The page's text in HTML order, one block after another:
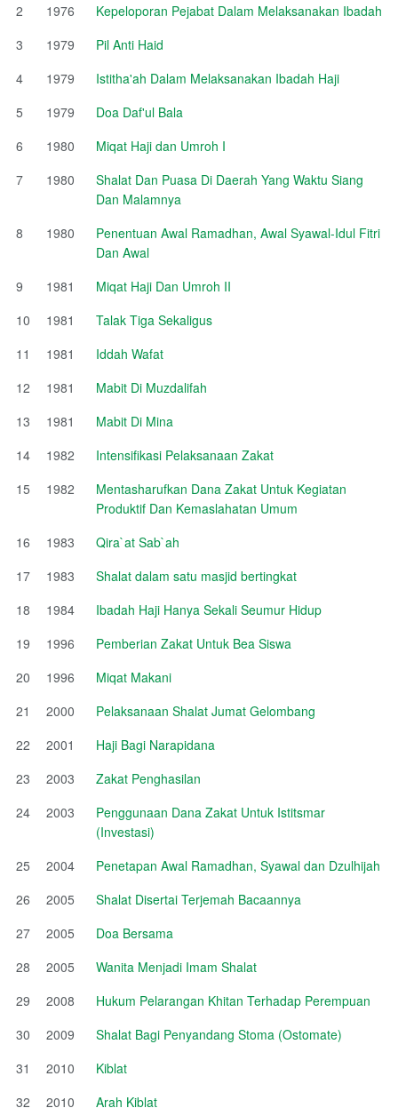
2
1976
Kepeloporan Pejabat Dalam Melaksanakan Ibadah
3
1979
Pil Anti Haid
4
1979
Istitha'ah Dalam Melaksanakan Ibadah Haji
5
1979
Doa Daf'ul Bala
6
1980
Miqat Haji dan Umroh I
7
1980
Shalat Dan Puasa Di Daerah Yang Waktu Siang
Dan Malamnya
8
1980
Penentuan Awal Ramadhan, Awal Syawal-Idul Fitri
Dan Awal
9
1981
Miqat Haji Dan Umroh II
10
1981
Talak Tiga Sekaligus
11
1981
Iddah Wafat
12
1981
Mabit Di Muzdalifah
13
1981
Mabit Di Mina
14
1982
Intensifikasi Pelaksanaan Zakat
15
1982
Mentasharufkan Dana Zakat Untuk Kegiatan
Produktif Dan Kemaslahatan Umum
16
1983
Qira`at Sab`ah
17
1983
Shalat dalam satu masjid bertingkat
18
1984
Ibadah Haji Hanya Sekali Seumur Hidup
19
1996
Pemberian Zakat Untuk Bea Siswa
20
1996
Miqat Makani
21
2000
Pelaksanaan Shalat Jumat Gelombang
22
2001
Haji Bagi Narapidana
23
2003
Zakat Penghasilan
24
2003
Penggunaan Dana Zakat Untuk Istitsmar
(Investasi)
25
2004
Penetapan Awal Ramadhan, Syawal dan Dzulhijah
26
2005
Shalat Disertai Terjemah Bacaannya
27
2005
Doa Bersama
28
2005
Wanita Menjadi Imam Shalat
29
2008
Hukum Pelarangan Khitan Terhadap Perempuan
30
2009
Shalat Bagi Penyandang Stoma (Ostomate)
31
2010
Kiblat
32
2010 Arah Kiblat